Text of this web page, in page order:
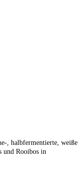
, halbfermentierte, weiße
und Rooibos in